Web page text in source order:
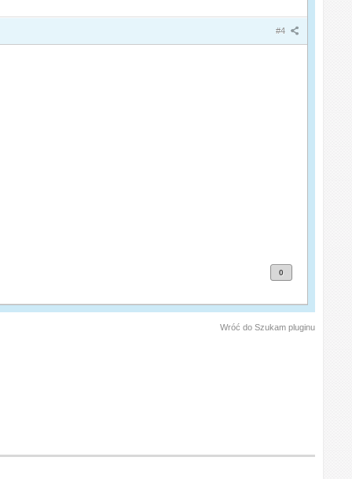
#4
0
Wróć do Szukam pluginu